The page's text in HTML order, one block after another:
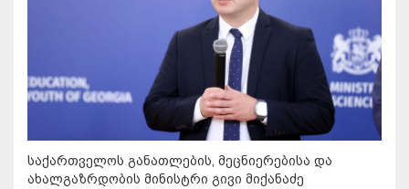
საქართველოს განათლების, მეცნიერებისა და
ახალგაზრდობის მინისტრი გივი მიქანაძე